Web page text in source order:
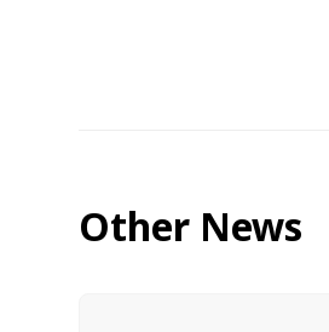
Other News